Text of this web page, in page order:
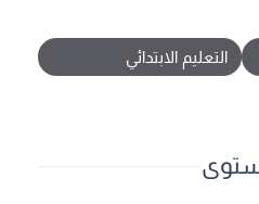
التعليم الابتدائي